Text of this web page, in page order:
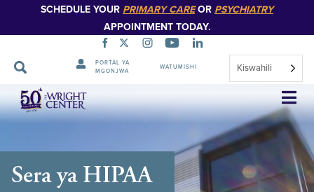
SCHEDULE YOUR PRIMARY CAREOR PSYCHIATRY
APPOINTMENT TODAY.
PORTAL YA
MGONJWA
WATUMISHI Kiswahili
Ruka
Urambazaji
Sera ya HIPAA